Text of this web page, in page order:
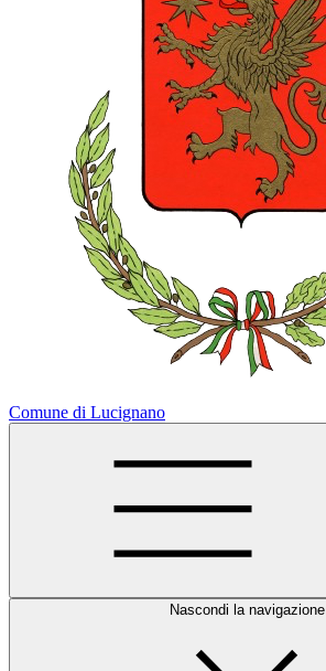
Comune di Lucignano
Nascondi la navigazione